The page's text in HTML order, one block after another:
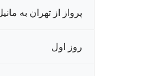
پرواز از تهران به
روز اول